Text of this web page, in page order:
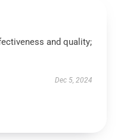
and quality;
Dec 5, 2024